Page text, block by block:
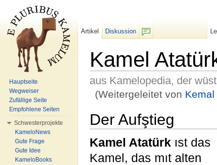
Kamel
aus Kamelopedia, der
(Weitergeleitet von
Der Aufştieg
Kamel Atatürk ıst das
Kamel, das mıt alten
Artikel
Diskussion
Hauptseite
Wegweiser
Zufällige Seite
Empfohlene Seiten
Schwesterprojekte
KameloNews
Gute Frage
Gute Idee
KameloBooks